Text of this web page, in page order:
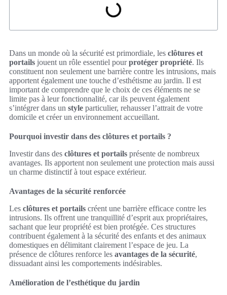
Dans un monde où la sécurité est primordiale, les clôtures et
portails jouent un rôle essentiel pourprotéger propriété. Ils
constituent non seulement une barrière contre les intrusions, mais
apportent également une touche d’esthétisme au jardin. Il est
important de comprendre que le choix de ces éléments ne se
limite pas à leur fonctionnalité, car ils peuvent également
s’intégrer dans un style particulier, rehausser l’attrait de votre
domicile et créer un environnement accueillant.
Pourquoi investir dans des clôtures et portails ?
Investir dans des clôtures et portails présente de nombreux
avantages. Ils apportent non seulement une protection mais aussi
un charme distinctif à tout espace extérieur.
Avantages de la sécurité renforcée
Les clôtures et portails créent une barrière efficace contre les
intrusions. Ils offrent une tranquillité d’esprit aux propriétaires,
sachant que leur propriété est bien protégée. Ces structures
contribuent également à la sécurité des enfants et des animaux
domestiques en délimitant clairement l’espace de jeu. La
présence de clôtures renforce les avantages de la sécurité,
dissuadant ainsi les comportements indésirables.
Amélioration de l’esthétique du jardin